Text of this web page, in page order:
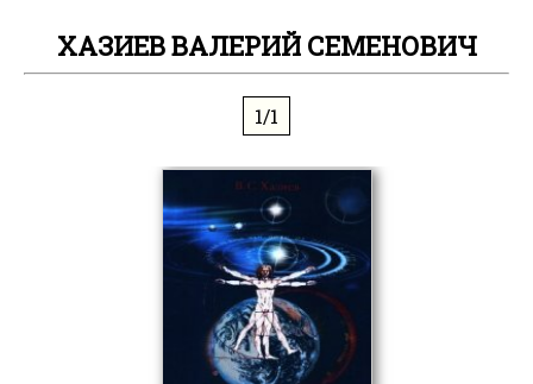
ХАЗИЕВ ВАЛЕРИЙ СЕМЕНОВИЧ
1/1